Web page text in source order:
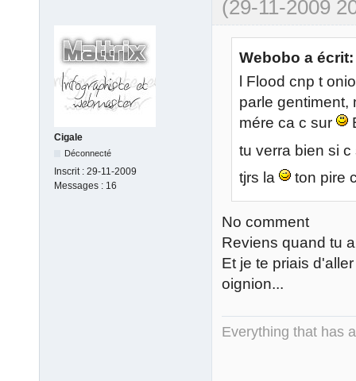
(29-11-2009
Cigale
Déconnecté
Inscrit : 29-11-2009
Messages : 16
Webobo a écrit:
l Flood cnp t
parle gentiment,
mére ca c sur
tu verra bien si
tjrs la
ton pire
No comment
Reviens quand tu
Et je te priais
oignion...
Everything that has